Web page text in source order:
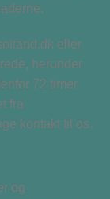
eller
herunder
72 timer.
fra
kontakt til os.
og